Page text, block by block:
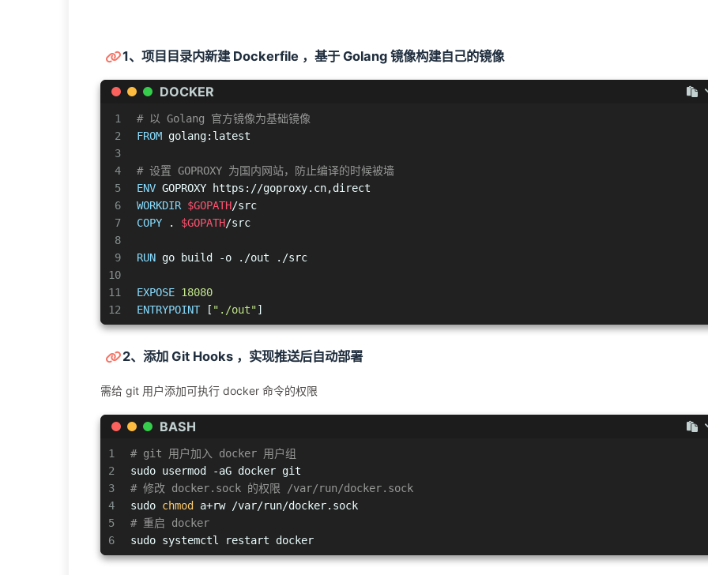
1、项目目录内新建 Dockerfile ，基于 Golang 镜像构建自己的镜像
DOCKER
1
2
3
4
5
6
7
8
9
10
11
12
# 以 Golang 官方镜像为基础镜像
FROM golang:latest
# 设置 GOPROXY 为国内网站，防止编译的时候被墙
ENV GOPROXY https://goproxy.cn,direct
WORKDIR $GOPATH/src
COPY . $GOPATH/src
RUN go build -o ./out ./src
EXPOSE 18080
ENTRYPOINT [ "./out"]
2、添加 Git Hooks ，实现推送后自动部署
需给 git 用户添加可执行 docker 命令的权限
BASH
1
2
3
4
5
6
# git 用户加入 docker 用户组
sudo usermod -aG docker git
# 修改 docker.sock 的权限 /var/run/docker.sock
sudo chmod
a+rw /var/run/docker.sock
# 重启 docker
sudo systemctl restart docker